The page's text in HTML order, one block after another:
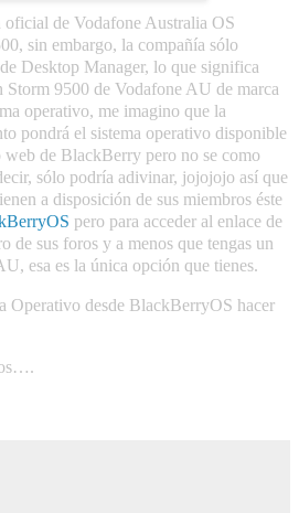
oficial de Vodafone Australia OS
sin embargo, la compañía sólo
Desktop Manager, lo que significa
Storm 9500 de Vodafone AU de marca
operativo, me imagino que la
pondrá el sistema operativo disponible
web de BlackBerry pero no se como
sólo podría adivinar, jojojojo así que
a disposición de sus miembros éste
pero para acceder al enlace de
de sus foros y a menos que tengas un
esa es la única opción que tienes.
Operativo desde BlackBerryOS hacer